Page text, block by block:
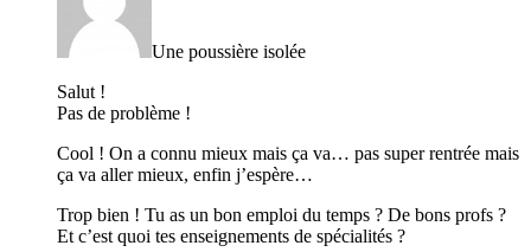
Une poussière isolée
Salut !
Pas de problème !
Cool ! On a connu mieux mais ça va… pas super rentrée mais
ça va aller mieux, enfin j’espère…
Trop bien ! Tu as un bon emploi du temps ? De bons profs ?
Et c’est quoi tes enseignements de spécialités ?